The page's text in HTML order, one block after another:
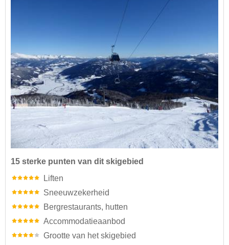
15 sterke punten van dit skigebied
Liften
Sneeuwzekerheid
Bergrestaurants, hutten
Accommodatieaanbod
Grootte van het skigebied